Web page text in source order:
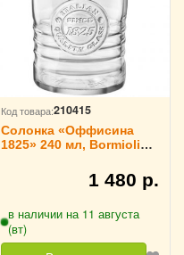
Код товара:210415
Солонка «Оффисина
1825» 240 мл, Bormioli
1 480 р.
в наличии на 11 августа
(вт)